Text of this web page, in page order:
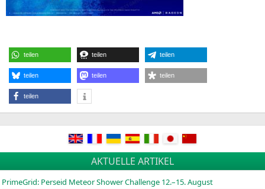
teilen teilen teilen
teilen teilen teilen
teilen
AKTUELLE ARTIKEL
PrimeGrid: Perseid Meteor Shower Challenge 12.–15. August